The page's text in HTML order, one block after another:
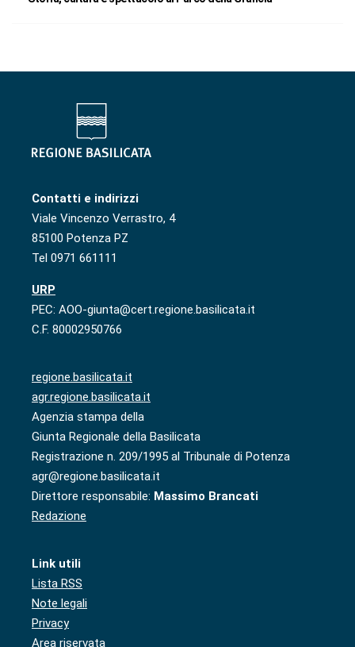
Contatti e indirizzi
Viale Vincenzo Verrastro, 4
85100 Potenza PZ
Tel 0971 661111
URP
PEC: AOO-giunta@cert.regione.basilicata.it
C.F. 80002950766
regione.basilicata.it
agr.regione.basilicata.it
Agenzia stampa della
Giunta Regionale della Basilicata
Registrazione n. 209/1995 al Tribunale di Potenza
agr@regione.basilicata.it
Direttore responsabile: Massimo Brancati
Redazione
Link utili
Lista RSS
Note legali
Privacy
Area riservata